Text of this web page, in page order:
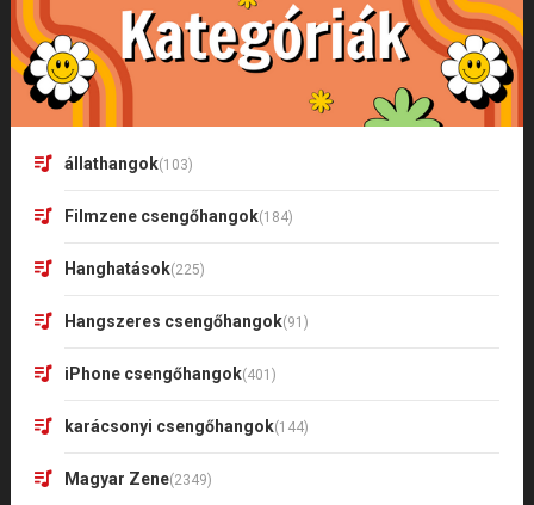
állathangok(103)
Filmzene csengőhangok(184)
Hanghatások(225)
Hangszeres csengőhangok(91)
iPhone csengőhangok(401)
karácsonyi csengőhangok(144)
Magyar Zene(2349)